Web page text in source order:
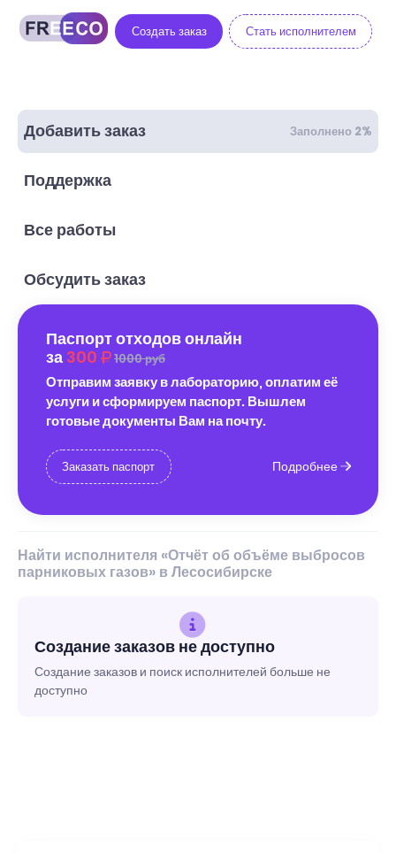
Создать заказ Стать исполнителем
Добавить заказ Заполнено 2%
Поддержка
Все работы
Обсудить заказ
Паспорт отходов онлайн
за 300 1000 руб
Отправим заявку в лабораторию, оплатим её
услуги и сформируем паспорт. Вышлем
готовые документы Вам на почту.
Заказать паспорт Подробнее
Найти исполнителя «Отчёт об объёме выбросов
парниковых газов» в Лесосибирске
Создание заказов не доступно
Создание заказов и поиск исполнителей больше не
доступно